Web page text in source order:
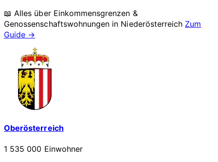
📖 Alles über Einkommensgrenzen &
Genossenschaftswohnungen in Niederösterreich Zum
Guide →
Oberösterreich
1 535 000 Einwohner